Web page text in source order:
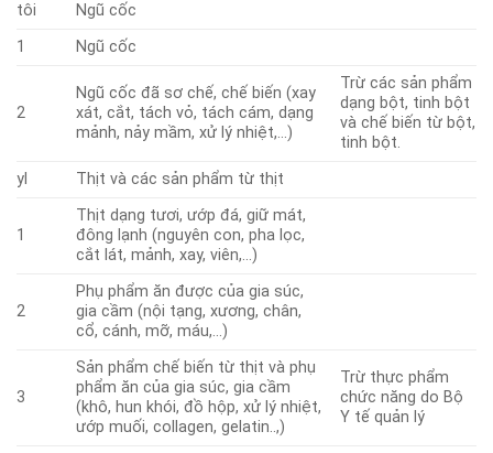
tôi
Ngũ cốc
1
Ngũ cốc
2
Ngũ cốc đã sơ chế, chế biến (xay
xát, cắt, tách vỏ, tách cám, dạng
mảnh, nảy mầm, xử lý nhiệt,…)
Trừ các sản phẩm
dạng bột, tinh bột
và chế biến từ bột,
tinh bột.
yl
Thịt và các sản phẩm từ thịt
1
Thịt dạng tươi, ướp đá, giữ mát,
đông lạnh (nguyên con, pha lọc,
cắt lát, mảnh, xay, viên,…)
2
Phụ phẩm ăn được của gia súc,
gia cầm (nội tạng, xương, chân,
cổ, cánh, mỡ, máu,…)
3
Sản phẩm chế biến từ thịt và phụ
phẩm ăn của gia súc, gia cầm
(khô, hun khói, đồ hộp, xử lý nhiệt,
ướp muối, collagen, gelatin..,)
Trừ thực phẩm
chức năng do Bộ
Y tế quản lý